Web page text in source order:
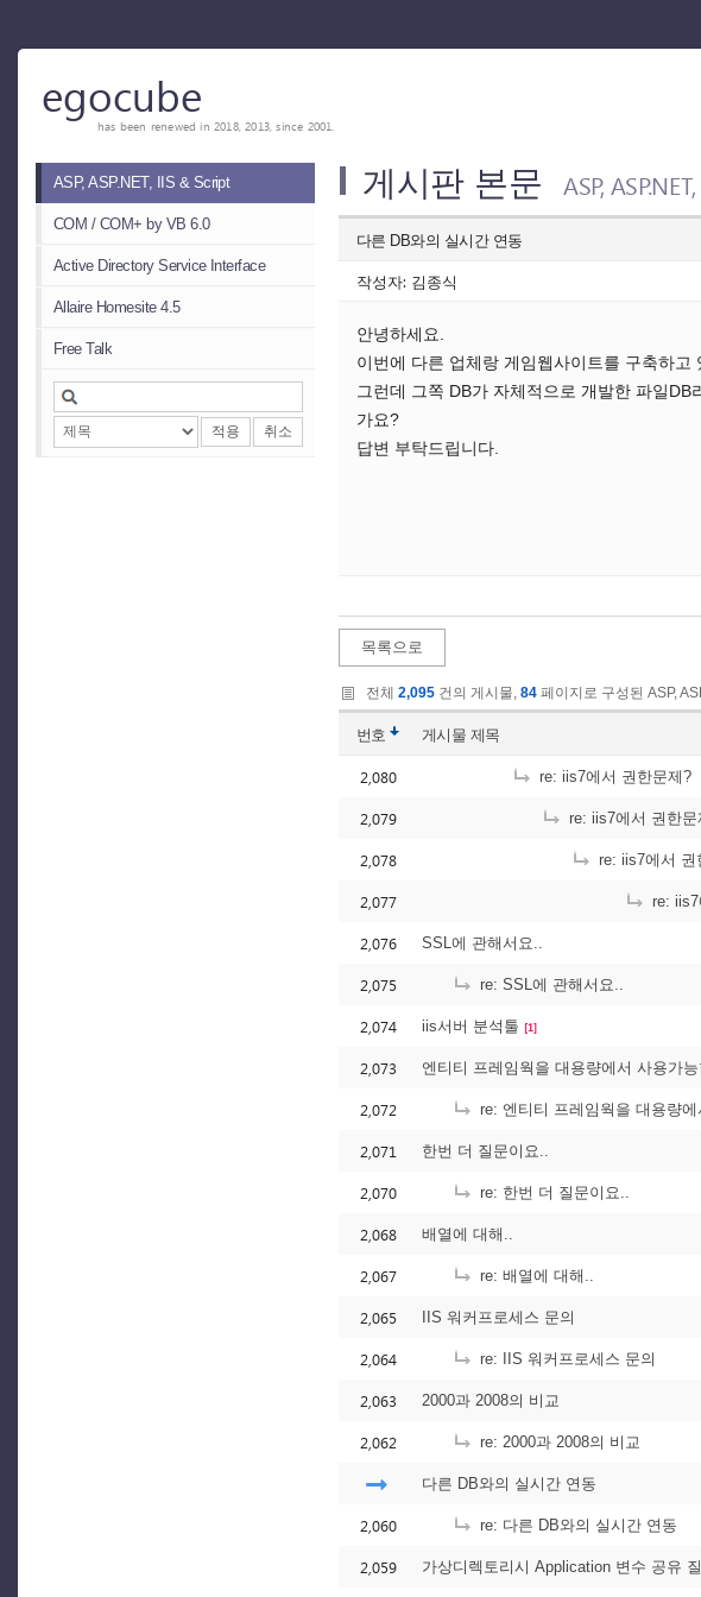
egocube
has been renewed in 2018, 2013, since 2001.
ASP, ASP.NET, IIS & Script
COM / COM+ by VB 6.0
Active Directory Service Interface
Allaire Homesite 4.5
Free Talk
적용 취소
게시판 본문 ASP,
다른 DB와의 실시간 연동
작성자: 김종식
안녕하세요.
이번에 다른 업체랑 게임웹사이트를 구축하고
그런데 그쪽 DB가 자체적으로 개발한 파일
가요?
답변 부탁드립니다.
목록으로
전체 2,095 건의 게시물, 84 페이지로 구성된 ASP,
번호 게시물 제목
2,080 re: iis7에서 권한문제?
2,079 re: iis7에서 권한문
2,078 re: iis7에서 권
2,077 re:
2,076 SSL에 관해서요..
2,075 re: SSL에 관해서요..
2,074 iis서버 분석툴 [1]
2,073 엔티티 프레임웍을 대용량에서 사용가
2,072 re: 엔티티 프레임웍을 대용량
2,071 한번 더 질문이요..
2,070 re: 한번 더 질문이요..
2,068 배열에 대해..
2,067 re: 배열에 대해..
2,065 IIS 워커프로세스 문의
2,064 re: IIS 워커프로세스 문의
2,063 2000과 2008의 비교
2,062 re: 2000과 2008의 비교
다른 DB와의 실시간 연동
2,060 re: 다른 DB와의 실시간 연동
2,059 가상디렉토리시 Application 변수 공유